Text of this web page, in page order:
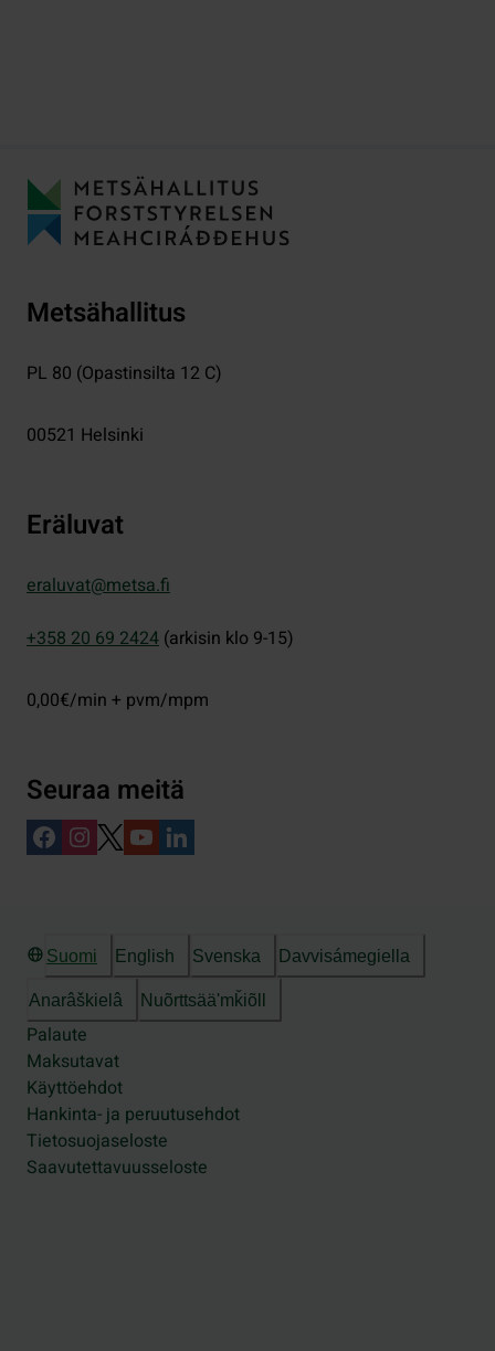
Metsähallitus
PL 80 (Opastinsilta 12 C)
00521 Helsinki
Eräluvat
eraluvat@metsa.fi
+358 20 69 2424 (arkisin klo 9-15)
0,00€/min + pvm/mpm
Seuraa meitä
Suomi English Svenska Davvisámegiella
Anarâškielâ Nuõrttsääʹmǩiõll
Palaute
Maksutavat
Käyttöehdot
Hankinta- ja peruutusehdot
Tietosuojaseloste
Saavutettavuusseloste